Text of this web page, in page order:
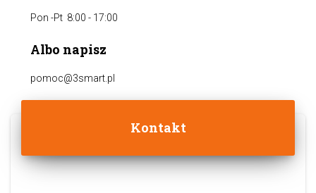
Pon -Pt 8:00 - 17:00
Albo napisz
pomoc@3smart.pl
Kontakt